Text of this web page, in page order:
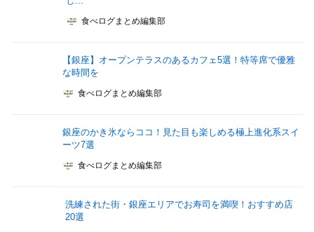
食べログまとめ編集部
【銀座】オープンテラスのあるカフェ5選！特等席で優雅
な時間を
食べログまとめ編集部
銀座のかき氷ならココ！見た目も楽しめる極上進化系スイ
ーツ7選
食べログまとめ編集部
洗練された街・銀座エリアでお寿司を満喫！おすすめ店
20選